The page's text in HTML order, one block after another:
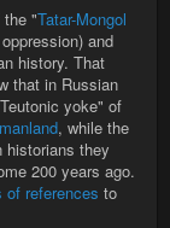
the "Tatar-Mongol
and
history. That
that in Russian
yoke" of
, while the
historians they
200 years ago.
of references to